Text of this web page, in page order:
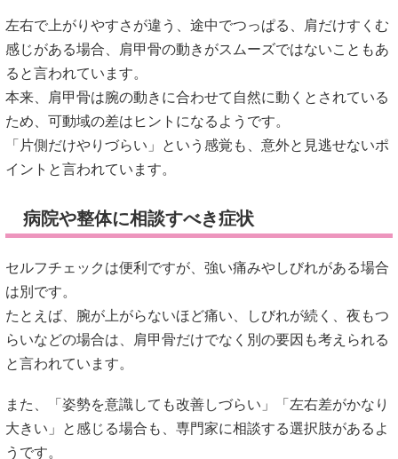
左右で上がりやすさが違う、途中でつっぱる、肩だけすくむ
感じがある場合、肩甲骨の動きがスムーズではないこともあ
ると言われています。
本来、肩甲骨は腕の動きに合わせて自然に動くとされている
ため、可動域の差はヒントになるようです。
「片側だけやりづらい」という感覚も、意外と見逃せないポ
イントと言われています。
病院や整体に相談すべき症状
セルフチェックは便利ですが、強い痛みやしびれがある場合
は別です。
たとえば、腕が上がらないほど痛い、しびれが続く、夜もつ
らいなどの場合は、肩甲骨だけでなく別の要因も考えられる
と言われています。
また、「姿勢を意識しても改善しづらい」「左右差がかなり
大きい」と感じる場合も、専門家に相談する選択肢があるよ
うです。